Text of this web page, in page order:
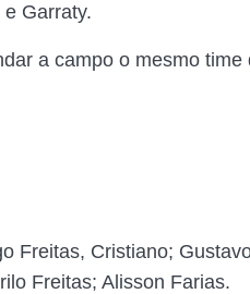
Garraty.
a campo o mesmo time
Freitas, Cristiano;
Freitas; Alisson Farias.